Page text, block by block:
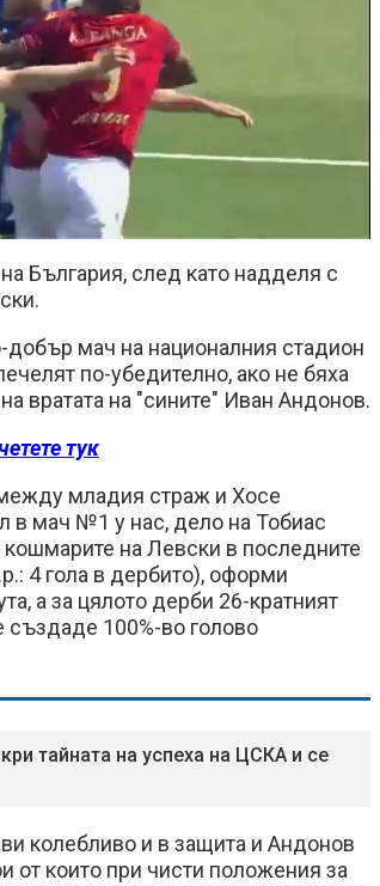
България, след като надделя с
добър мач на националния стадион
по-убедително, ако не бяха
вратата на "сините" Иван Андонов.
тук
младия страж и Хосе
в мач №1 у нас, дело на Тобиас
на Левски в последните
4 гола в дербито), оформи
а за цялото дерби 26-кратният
създаде 100%-во голово
тайната на успеха на ЦСКА и се
колебливо и в защита и Андонов
от които при чисти положения за